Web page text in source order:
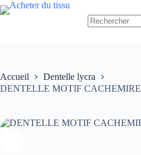
Passer
au
Accueil
Dentelle lycra
DENTELLE MOTIF CACHEMIRE